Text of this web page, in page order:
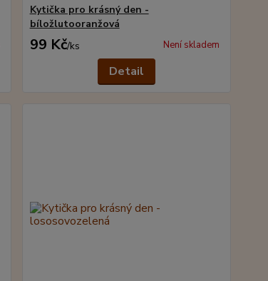
Kytička pro krásný den -
bíložlutooranžová
99 Kč/ks Není skladem
Detail